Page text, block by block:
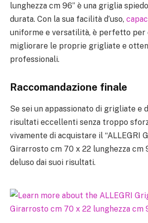
lunghezza cm 96” è una griglia
durata. Con la sua facilità d’uso,
uniforme e versatilità, è perfetto per
migliorare le proprie grigliate e
professionali.
Raccomandazione finale
Se sei un appassionato di grigliate e
risultati eccellenti senza troppo
vivamente di acquistare il “ALLEGRI
Girarrosto cm 70 x 22 lunghezza cm
deluso dai suoi risultati.